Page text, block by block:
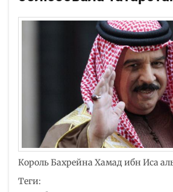
Король Бахрейна Хамад ибн Иса
Теги: